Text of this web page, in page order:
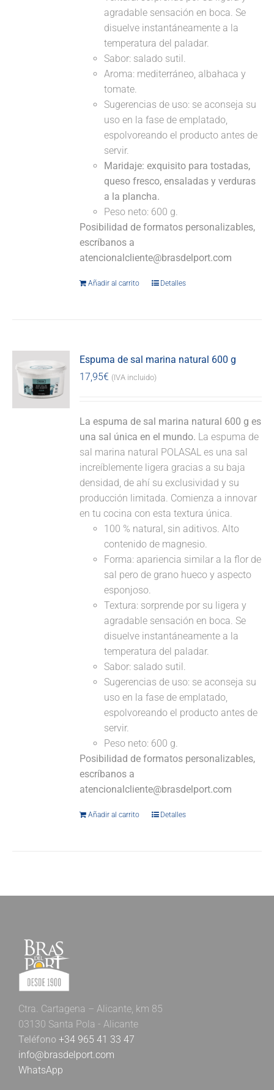
agradable sensación en boca. Se
disuelve instantáneamente a la
temperatura del paladar.
Sabor: salado sutil.
Aroma: mediterráneo, albahaca y
tomate.
Sugerencias de uso: se aconseja su
uso en la fase de emplatado,
espolvoreando el producto antes de
servir.
Maridaje: exquisito para tostadas,
queso fresco, ensaladas y verduras
a la plancha.
Peso neto: 600 g.
Posibilidad de formatos personalizables,
escríbanos a
atencionalcliente@brasdelport.com
Añadir al carrito Detalles
Espuma de sal marina natural 600 g
17,95€ (IVA incluido)
La espuma de sal marina natural 600 g es
una sal única en el mundo. La espuma de
sal marina natural POLASAL es una sal
increíblemente ligera gracias a su baja
densidad, de ahí su exclusividad y su
producción limitada. Comienza a innovar
en tu cocina con esta textura única.
100 % natural, sin aditivos. Alto
contenido de magnesio.
Forma: apariencia similar a la flor de
sal pero de grano hueco y aspecto
esponjoso.
Textura: sorprende por su ligera y
agradable sensación en boca. Se
disuelve instantáneamente a la
temperatura del paladar.
Sabor: salado sutil.
Sugerencias de uso: se aconseja su
uso en la fase de emplatado,
espolvoreando el producto antes de
servir.
Peso neto: 600 g.
Posibilidad de formatos personalizables,
escríbanos a
atencionalcliente@brasdelport.com
Añadir al carrito Detalles
Ctra. Cartagena – Alicante, km 85
03130 Santa Pola - Alicante
Teléfono +34 965 41 33 47
info@brasdelport.com
WhatsApp